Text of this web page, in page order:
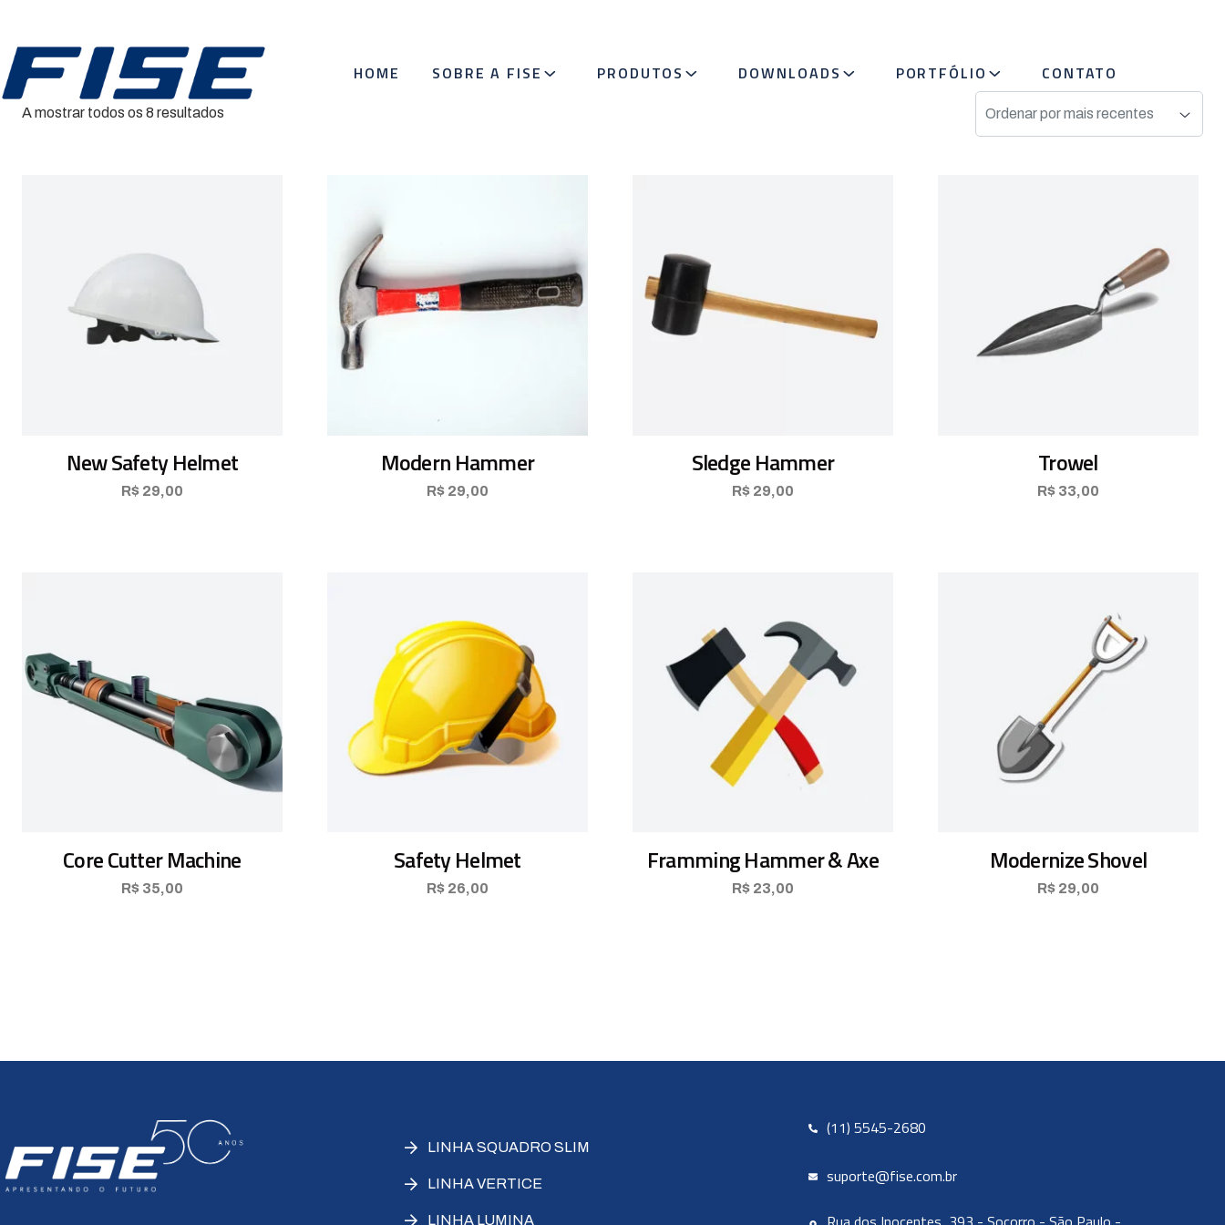
HOME SOBRE A FISE PRODUTOS DOWNLOADS PORTFÓLIO CONTATO
A mostrar todos os 8 resultados
New Safety Helmet
R$29,00
Modern Hammer
R$29,00
Sledge Hammer
R$29,00
Trowel
R$33,00
Core Cutter Machine
R$35,00
Safety Helmet
R$26,00
Framming Hammer & Axe
R$23,00
Modernize Shovel
R$29,00
LINHA SQUADRO SLIM
LINHA VERTICE
LINHA LUMINA
(11) 5545-2680
suporte@fise.com.br